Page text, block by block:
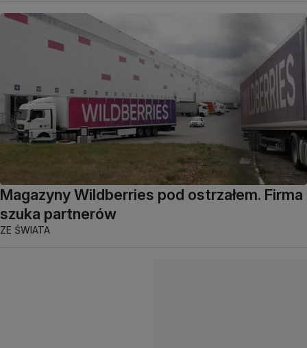
Magazyny Wildberries pod ostrzałem. Firma
szuka partnerów
ZE ŚWIATA